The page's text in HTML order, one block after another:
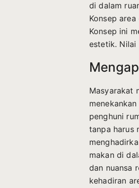
di dalam
Konsep
Konsep ini
estetik. Nilai
Masyarakat
penghuni
tanpa harus
makan di
dan nuansa
kehadiran